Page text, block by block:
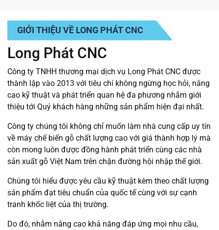
phòng và công trình
thương mại ngày càng
cao. Song song với đó,
công nghệ sản xuất
cũng thay đổi nhanh
chóng: từ những
phương pháp...
đều. Tuy nhiên, chọn
mua máy phù hợp không
phải dễ — bạn cần nắm
1️⃣...
GIỚI THIỆU VỀ LONG PHÁT CNC
Long Phát CNC
Công ty TNHH thương mại dịch vụ Long Phát CNC được
thành lập vào 2013 với tiêu chí không ngừng học hỏi, nâng
cao kỹ thuật và phát triển quan hệ đa phương nhắm giới
thiệu tới Quý khách hàng những sản phẩm hiện đại nhất.
Công ty chúng tôi không chỉ muốn làm nhà cung cấp uy tín
về máy chế biến gỗ chất lượng cao với giá thành hợp lý mà
còn mong luôn được đồng hành phát triển cùng các nhà
sản xuất gỗ Việt Nam trên chặn đường hội nhập thế giới.
Chúng tôi hiểu được yêu cầu kỹ thuật kèm theo chất lượng
sản phẩm đạt tiêu chuẩn của quốc tế cùng với sự cạnh
tranh khốc liệt của thị trường.
Do đó, nhằm nâng cao khả năng đáp ứng mọi nhu cầu,